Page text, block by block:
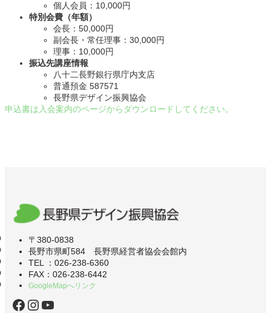
個人会員：10,000円
特別会費（年額）
会長：50,000円
副会長・常任理事：30,000円
理事：10,000円
振込先講座情報
八十二長野銀行県庁内支店
普通預金 587571
長野県デザイン振興協会
申込書は入会案内のページからダウンロードしてください。
〒380-0838
長野市県町584 長野県経営者協会会館内
TEL ：026-238-6360
FAX：026-238-6442
GoogleMapへリンク
Facebook Instagram YouTube